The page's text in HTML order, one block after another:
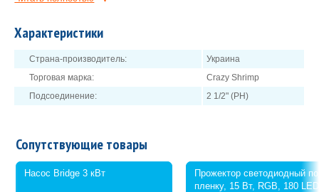
Характеристики
Страна-производитель:
Украина
Торговая марка:
Crazy Shrimp
Подсоединение:
2 1/2" (РН)
Сопутствующие товары
Насос Bridge 3 кВт
Прожектор светодиодный
пленку, 15 Вт, RGB, 180 LED